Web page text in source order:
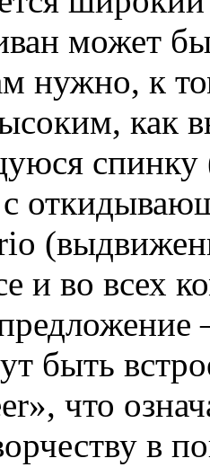
может
нужно, к
как
спинку
и во всех
быть
что
в